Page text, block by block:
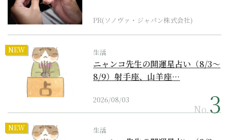
PR(ソノヴァ・ジャパン株式会社)
NEW 生活
ニャンコ先生の開運星占い（8/3～
8/9）射手座、山羊座…
2026/08/03
No.
NEW 生活